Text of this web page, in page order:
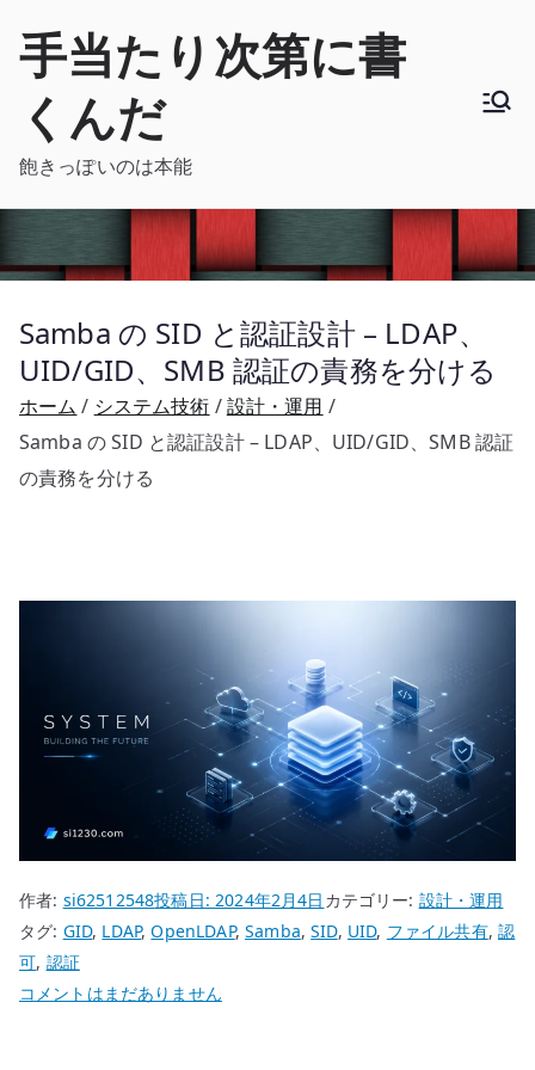
手当たり次第に書
くんだ
飽きっぽいのは本能
Samba の SID と認証設計 – LDAP、
UID/GID、SMB 認証の責務を分ける
ホーム システム技術
設計・運用
Samba の SID と認証設計 – LDAP、UID/GID、SMB 認証
の責務を分ける
作者: si62512548投稿日:2024年2月4日 カテゴリー: 設計・運用
タグ: GID, LDAP,OpenLDAP,Samba,SID, UID, ファイル共有,認
可, 認証
Samba
コメントはまだありません